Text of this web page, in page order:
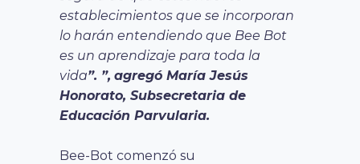
establecimientos que se incorporan
lo harán entendiendo que Bee Bot
es un aprendizaje para toda la
vida”. ”, agregó María Jesús
Honorato, Subsecretaria de
Educación Parvularia.
Bee-Bot comenzó su